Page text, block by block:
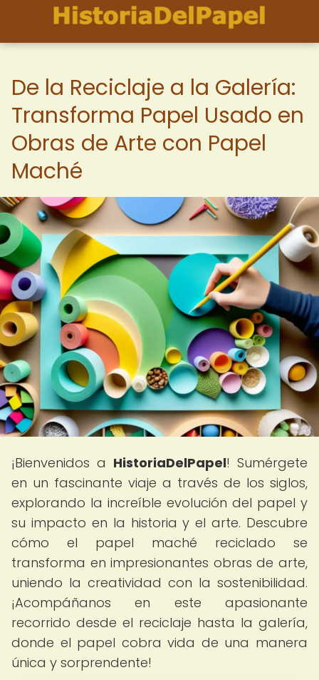
De la Reciclaje a la Galería:
Transforma Papel Usado en
Obras de Arte con Papel
Maché
¡Bienvenidos a HistoriaDelPapel! Sumérgete
en un fascinante viaje a través de los siglos,
explorando la increíble evolución del papel y
su impacto en la historia y el arte. Descubre
cómo el papel maché reciclado se
transforma en impresionantes obras de arte,
uniendo la creatividad con la sostenibilidad.
¡Acompáñanos en este apasionante
recorrido desde el reciclaje hasta la galería,
donde el papel cobra vida de una manera
única y sorprendente!